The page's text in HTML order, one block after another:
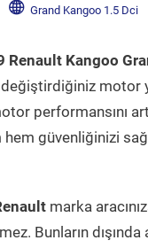
Grand Kangoo 1.5 Dci
Renault Kangoo
motor
performansını
hem güvenliğinizi
marka
Bunların